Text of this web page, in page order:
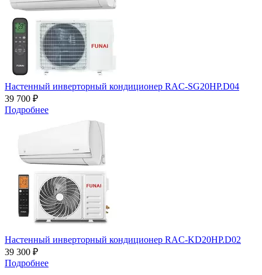
Настенный инверторный кондиционер RAC-SG20HP.D04
39 700 ₽
Подробнее
Настенный инверторный кондиционер RAC-KD20HP.D02
39 300 ₽
Подробнее